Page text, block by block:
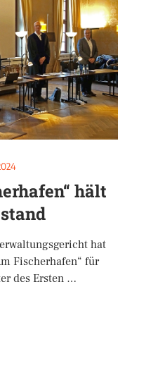
hält
hat
Fischerhafen“ für
des Ersten …